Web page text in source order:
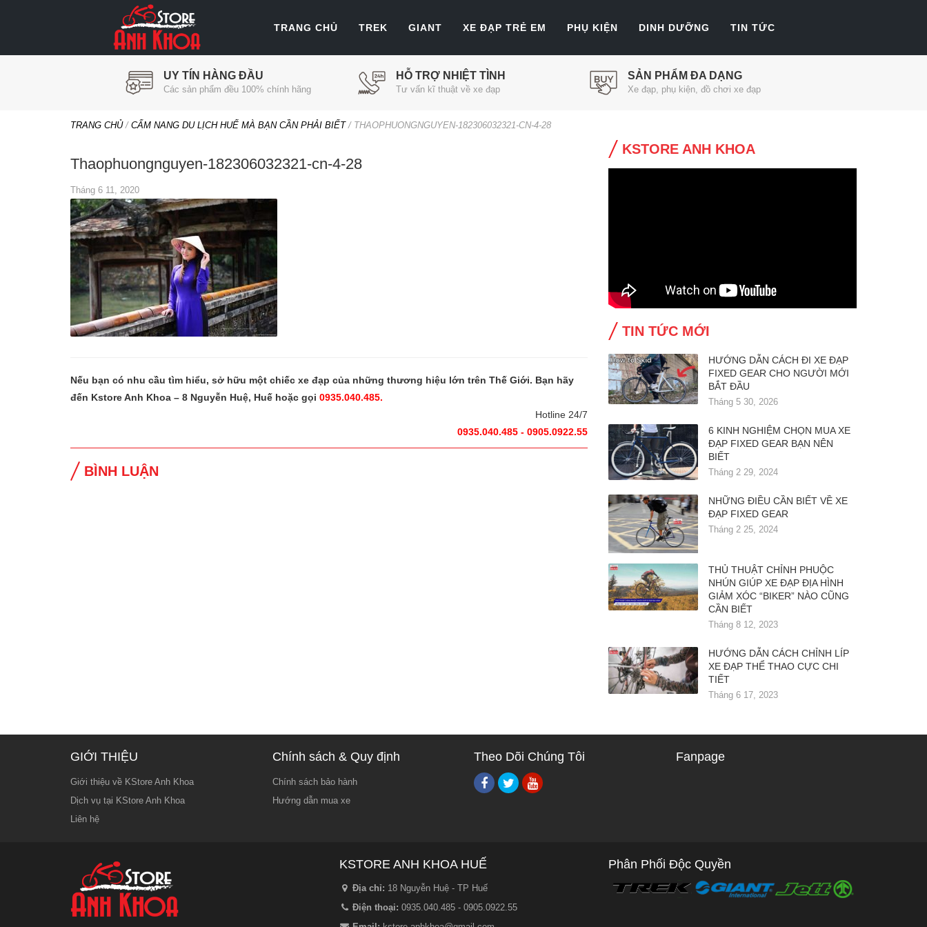
TRANG CHỦ TREK GIANT XE ĐẠP TRẺ EM PHỤ KIỆN DINH DƯỠNG TIN TỨC
UY TÍN HÀNG ĐẦU
Các sản phẩm đều 100% chính hãng
HỖ TRỢ NHIỆT TÌNH
Tư vấn kĩ thuật về xe đạp
SẢN PHẨM ĐA DẠNG
Xe đạp, phụ kiện, đồ chơi xe đạp
TRANG CHỦ/ CẨM NANG DU LỊCH HUẾ MÀ BẠN CẦN PHẢI BIẾT/ THAOPHUONGNGUYEN-182306032321-CN-4-28
Thaophuongnguyen-182306032321-cn-4-28
Tháng 6 11, 2020
Nếu bạn có nhu cầu tìm hiểu, sở hữu một chiếc xe đạp của những thương hiệu lớn trên Thế Giới. Bạn hãy
đến Kstore Anh Khoa – 8 Nguyễn Huệ, Huế hoặc gọi 0935.040.485.
Hotline 24/7
0935.040.485 - 0905.0922.55
BÌNH LUẬN
KSTORE ANH KHOA
TIN TỨC MỚI
HƯỚNG DẪN CÁCH ĐI XE ĐẠP
FIXED GEAR CHO NGƯỜI MỚI
BẮT ĐẦU
Tháng 5 30, 2026
6 KINH NGHIỆM CHỌN MUA XE
ĐẠP FIXED GEAR BẠN NÊN
BIẾT
Tháng 2 29, 2024
NHỮNG ĐIỀU CẦN BIẾT VỀ XE
ĐẠP FIXED GEAR
Tháng 2 25, 2024
THỦ THUẬT CHỈNH PHUỘC
NHÚN GIÚP XE ĐẠP ĐỊA HÌNH
GIẢM XÓC “BIKER” NÀO CŨNG
CẦN BIẾT
Tháng 8 12, 2023
HƯỚNG DẪN CÁCH CHỈNH LÍP
XE ĐẠP THỂ THAO CỰC CHI
TIẾT
Tháng 6 17, 2023
GIỚI THIỆU
Giới thiệu về KStore Anh Khoa
Dịch vụ tại KStore Anh Khoa
Liên hệ
Chính sách & Quy định
Chính sách bảo hành
Hướng dẫn mua xe
Theo Dõi Chúng Tôi Fanpage
KSTORE ANH KHOA HUẾ
Địa chỉ: 18 Nguyễn Huệ - TP Huế
Điện thoại: 0935.040.485 - 0905.0922.55
Phân Phối Độc Quyền